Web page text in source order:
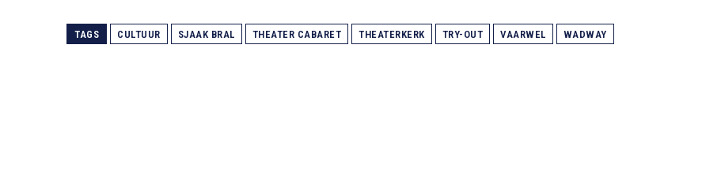
TAGS CULTUUR SJAAK BRAL THEATER CABARET THEATERKERK TRY-OUT VAARWEL WADWAY